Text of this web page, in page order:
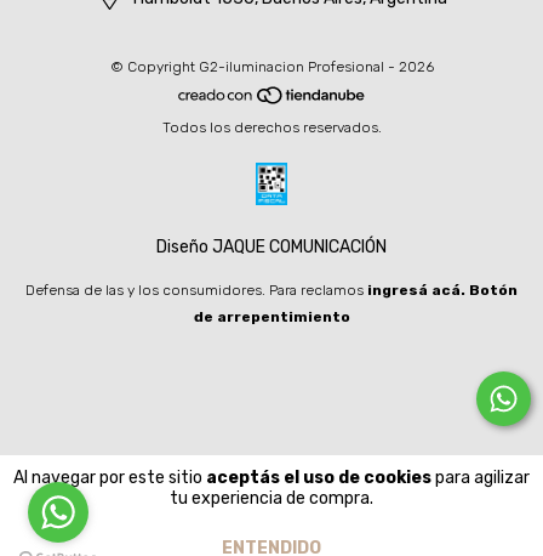
Al navegar por este sitio aceptás el uso de cookiespara agilizar
tu experiencia de compra.
ENTENDIDO
© Copyright G2-iluminacion Profesional - 2026
Todos los derechos reservados.
Diseño JAQUE COMUNICACIÓN
Defensa de las y los consumidores. Para reclamos ingresá acá. Botón
de arrepentimiento